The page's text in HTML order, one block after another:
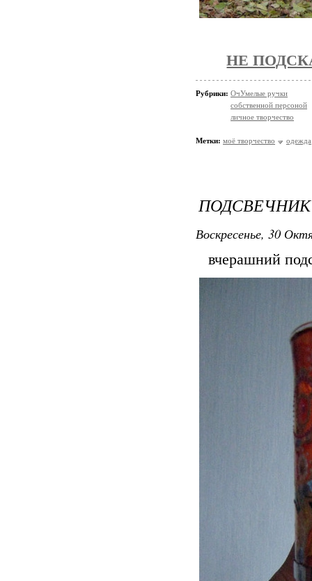
НЕ
Рубрики: ОчУмелые ручки
собственной персоной
личное творчество
Метки: моё творчество одежда
Воскресенье, 30
вчерашний